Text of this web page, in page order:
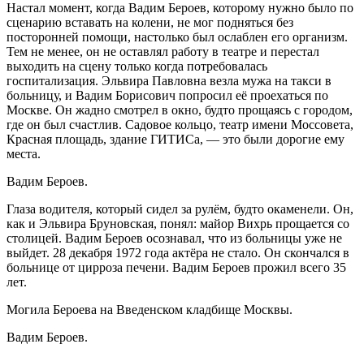
Настал момент, когда Вадим Бероев, которому нужно было по
сценарию вставать на колени, не мог подняться без
посторонней помощи, настолько был ослаблен его организм.
Тем не менее, он не оставлял работу в театре и перестал
выходить на сцену только когда потребовалась
госпитализация. Эльвира Павловна везла мужа на такси в
больницу, и Вадим Борисович попросил её проехаться по
Москве. Он жадно смотрел в окно, будто прощаясь с городом,
где он был счастлив. Садовое кольцо, театр имени Моссовета,
Красная площадь, здание ГИТИСа, — это были дорогие ему
места.
Вадим Бероев.
Глаза водителя, который сидел за рулём, будто окаменели. Он,
как и Эльвира Бруновская, понял: майор Вихрь прощается со
столицей. Вадим Бероев осознавал, что из больницы уже не
выйдет. 28 декабря 1972 года актёра не стало. Он скончался в
больнице от цирроза печени. Вадим Бероев прожил всего 35
лет.
Могила Бероева на Введенском кладбище Москвы.
Вадим Бероев.